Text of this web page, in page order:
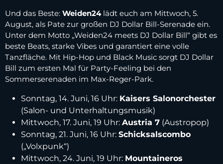
Und das Beste: Weiden24lädt euch am Mittwoch, 5.
August, als Pate zur großen DJ Dollar Bill-Serenade ein.
Unter dem Motto „Weiden24 meets DJ Dollar Bill“ gibt es
beste Beats, starke Vibes und garantiert eine volle
Tanzfläche. Mit Hip-Hop und Black Music sorgt DJ Dollar
Bill zum ersten Mal für Party-Feeling bei den
Sommerserenaden im Max-Reger-Park.
Sonntag, 14. Juni, 16 Uhr: Kaisers Salonorchester
(Salon- und Unterhaltungsmusik)
Mittwoch, 17. Juni, 19 Uhr: Austria 7 (Austropop)
Sonntag, 21. Juni, 16 Uhr: Schicksalscombo
(„Volxpunk“)
Mittwoch, 24. Juni, 19 Uhr: Mountaineros